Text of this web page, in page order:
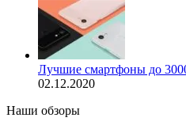
Лучшие смартфоны до
02.12.2020
Наши обзоры